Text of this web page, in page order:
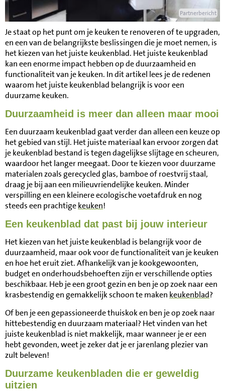
Partnerbericht
Je staat op het punt om je keuken te renoveren of te upgraden,
en een van de belangrijkste beslissingen die je moet nemen, is
het kiezen van het juiste keukenblad. Het juiste keukenblad
kan een enorme impact hebben op de duurzaamheid en
functionaliteit van je keuken. In dit artikel lees je de redenen
waarom het juiste keukenblad belangrijk is voor een
duurzame keuken.
Duurzaamheid is meer dan alleen maar mooi
Een duurzaam keukenblad gaat verder dan alleen een keuze op
het gebied van stijl. Het juiste materiaal kan ervoor zorgen dat
je keukenblad bestand is tegen dagelijkse slijtage en scheuren,
waardoor het langer meegaat. Door te kiezen voor duurzame
materialen zoals gerecycled glas, bamboe of roestvrij staal,
draag je bij aan een milieuvriendelijke keuken. Minder
verspilling en een kleinere ecologische voetafdruk en nog
steeds een prachtigekeuken!
Een keukenblad dat past bij jouw interieur
Het kiezen van het juiste keukenblad is belangrijk voor de
duurzaamheid, maar ook voor de functionaliteit van je keuken
en hoe het eruit ziet. Afhankelijk van je kookgewoonten,
budget en onderhoudsbehoeften zijn er verschillende opties
beschikbaar. Heb je een groot gezin en ben je op zoek naar een
krasbestendig en gemakkelijk schoon te maken keukenblad?
Of ben je een gepassioneerde thuiskok en ben je op zoek naar
hittebestendig en duurzaam materiaal? Het vinden van het
juiste keukenblad is niet makkelijk, maar wanneer je er een
hebt gevonden, weet je zeker dat je er jarenlang plezier van
zult beleven!
Duurzame keukenbladen die er geweldig
uitzien